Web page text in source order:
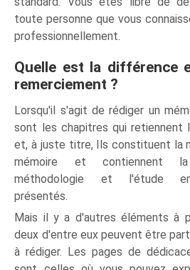
toute personne que vous
professionnellement.
Quelle est la différence
remerciement ?
Lorsqu'il s'agit de rédiger un
sont les chapitres qui
et, à juste titre, Ils constituent la
mémoire et contiennent
méthodologie et l'étude
présentés.
Mais il y a d'autres éléments à
deux d'entre eux peuvent être
à rédiger. Les pages de